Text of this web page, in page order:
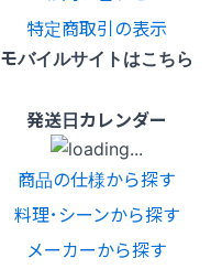
特定商取引の表示
モバイルサイトはこちら
発送日カレンダー
商品の仕様から探す
料理･シーンから探す
メーカーから探す